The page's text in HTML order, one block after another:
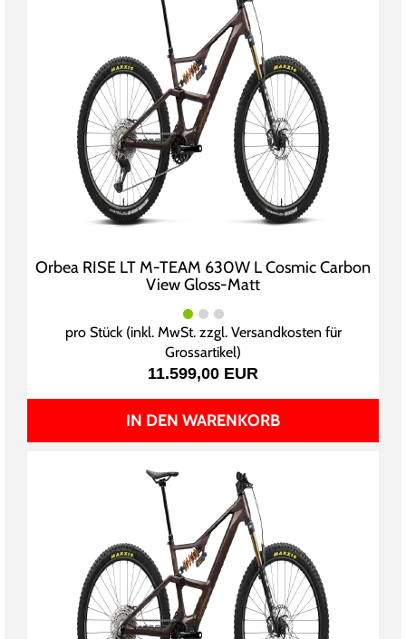
Orbea RISE LT M-TEAM 630W L Cosmic Carbon
View Gloss-Matt
pro Stück (inkl. MwSt. zzgl. Versandkosten für
Grossartikel)
11.599,00 EUR
IN DEN WARENKORB